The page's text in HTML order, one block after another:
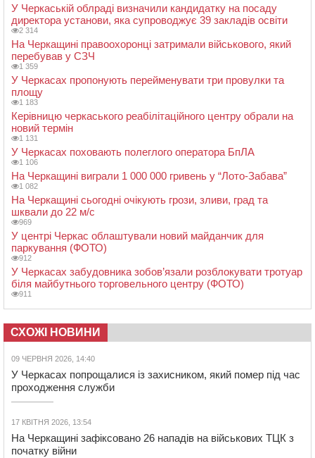
У Черкаській облраді визначили кандидатку на посаду
директора установи, яка супроводжує 39 закладів освіти
2 314
На Черкащині правоохоронці затримали військового, який
перебував у СЗЧ
1 359
У Черкасах пропонують перейменувати три провулки та
площу
1 183
Керівницю черкаського реабілітаційного центру обрали на
новий термін
1 131
У Черкасах поховають полеглого оператора БпЛА
1 106
На Черкащині виграли 1 000 000 гривень у “Лото-Забава”
1 082
На Черкащині сьогодні очікують грози, зливи, град та
шквали до 22 м/с
969
У центрі Черкас облаштували новий майданчик для
паркування (ФОТО)
912
У Черкасах забудовника зобов’язали розблокувати тротуар
біля майбутнього торговельного центру (ФОТО)
911
СХОЖІ НОВИНИ
09 ЧЕРВНЯ 2026, 14:40
У Черкасах попрощалися із захисником, який помер під час
проходження служби
17 КВІТНЯ 2026, 13:54
На Черкащині зафіксовано 26 нападів на військових ТЦК з
початку війни